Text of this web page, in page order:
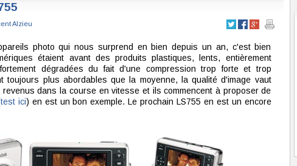
Alzieu
photo qui nous surprend en bien depuis un an, c'est bien
étaient avant des produits plastiques, lents, entièrement
dégradées du fait d'une compression trop forte et trop
toujours plus abordables que la moyenne, la qualité d'image vaut
dans la course en vitesse et ils commencent à proposer de
test ici) en est un bon exemple. Le prochain LS755 en est un encore